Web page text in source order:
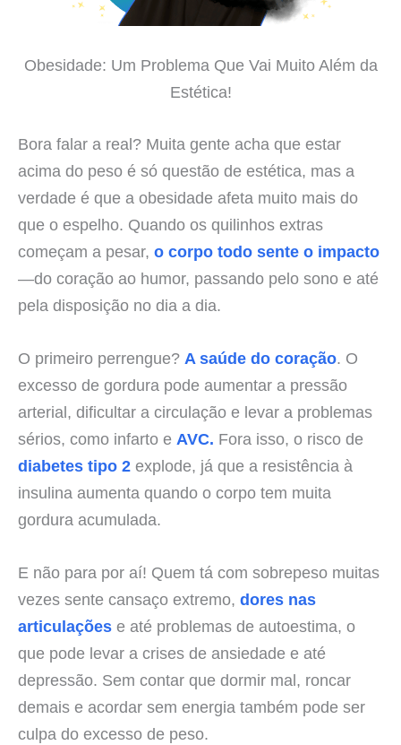
Obesidade: Um Problema Que Vai Muito Além da
Estética!
Bora falar a real? Muita gente acha que estar
acima do peso é só questão de estética, mas a
verdade é que a obesidade afeta muito mais do
que o espelho. Quando os quilinhos extras
começam a pesar, o corpo todo sente o impacto
—do coração ao humor, passando pelo sono e até
pela disposição no dia a dia.
O primeiro perrengue? A saúde do coração. O
excesso de gordura pode aumentar a pressão
arterial, dificultar a circulação e levar a problemas
sérios, como infarto e AVC. Fora isso, o risco de
diabetes tipo 2 explode, já que a resistência à
insulina aumenta quando o corpo tem muita
gordura acumulada.
E não para por aí! Quem tá com sobrepeso muitas
vezes sente cansaço extremo, dores nas
articulações e até problemas de autoestima, o
que pode levar a crises de ansiedade e até
depressão. Sem contar que dormir mal, roncar
demais e acordar sem energia também pode ser
culpa do excesso de peso.